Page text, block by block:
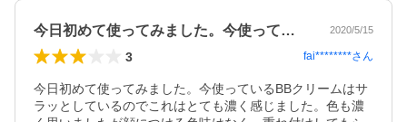
今日初めて使ってみました。今使っている… 2020/5/15
3 fai********さん
今日初めて使ってみました。今使っているBBクリームはサ
ラッとしているのでこれはとても濃く感じました。色も濃